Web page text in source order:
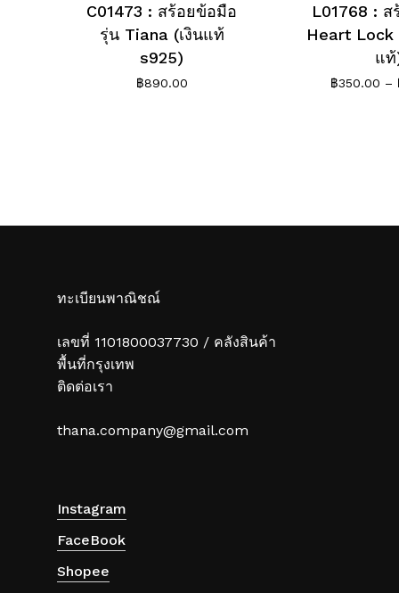
C01473 : สร้อยข้อมือ
รุ่น Tiana (เงินแท้
s925)
฿890.00
L01768 :
Heart Lock
แ
฿350.00 –
ทะเบียนพาณิชณ์
เลขที่ 1101800037730 / คลังสินค้า
พื้นที่กรุงเทพ
ติดต่อเรา
thana.company@gmail.com
Instagram
FaceBook
Shopee